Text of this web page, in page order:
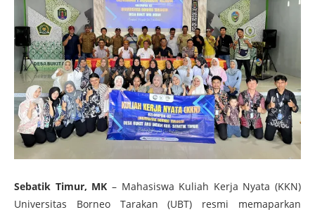
Sebatik Timur, MK – Mahasiswa Kuliah Kerja Nyata (KKN)
Universitas Borneo Tarakan (UBT) resmi memaparkan